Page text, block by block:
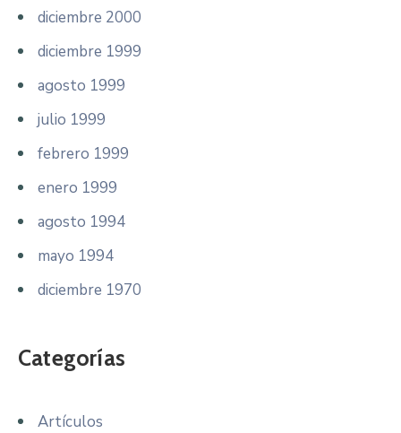
diciembre 2000
diciembre 1999
agosto 1999
julio 1999
febrero 1999
enero 1999
agosto 1994
mayo 1994
diciembre 1970
Categorías
Artículos